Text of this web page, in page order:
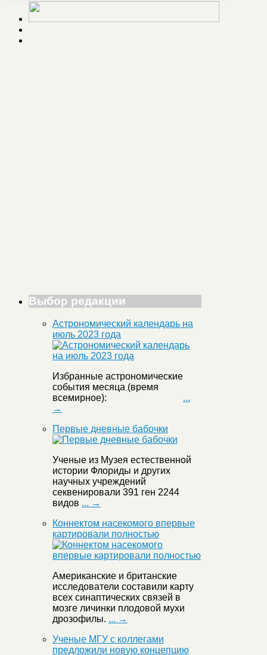
Выбор редакции
Астрономический календарь на
июль 2023 года
Избранные астрономические
события месяца (время
всемирное): ...
→
Первые дневные бабочки
Ученые из Музея естественной
истории Флориды и других
научных учреждений
секвенировали 391 ген 2244
видов ... →
Коннектом насекомого впервые
картировали полностью
Американские и британские
исследователи составили карту
всех синаптических связей в
мозге личинки плодовой мухи
дрозофилы. ... →
Ученые МГУ с коллегами
предложили новую концепцию